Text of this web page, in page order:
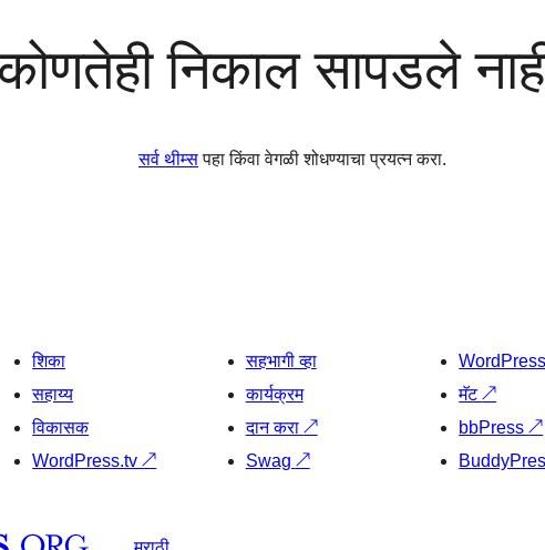
निकाल सापडले
सर्व थीम्सपहा किंवा वेगळी शोधण्याचा प्रयत्न करा.
शिका
सहाय्य
विकासक
WordPress.tv↗
सहभागी व्हा
कार्यक्रम
दान करा ↗
Swag ↗
मॅट↗
bbPress↗